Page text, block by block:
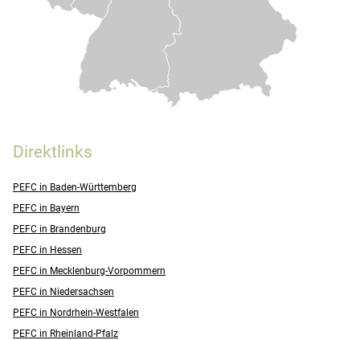
Direktlinks
PEFC in Baden-Württemberg
PEFC in Bayern
PEFC in Brandenburg
PEFC in Hessen
PEFC in Mecklenburg-Vorpommern
PEFC in Niedersachsen
PEFC in Nordrhein-Westfalen
PEFC in Rheinland-Pfalz